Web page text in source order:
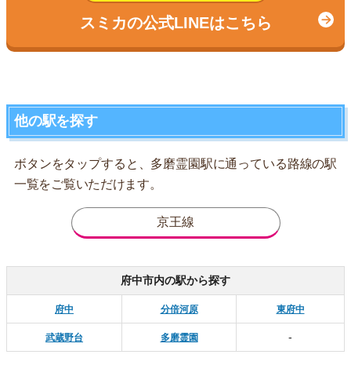
スミカの公式LINEはこちら
他の駅を探す
ボタンをタップすると、多磨霊園駅に通っている路線の駅
一覧をご覧いただけます。
京王線
府中市内の駅から探す
府中 分倍河原 東府中
武蔵野台 多磨霊園 -